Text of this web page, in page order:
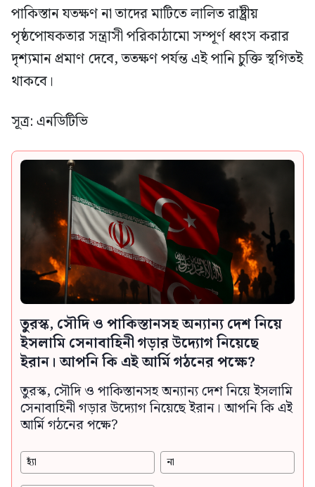
পাকিস্তান যতক্ষণ না তাদের মাটিতে লালিত রাষ্ট্রীয়
পৃষ্ঠপোষকতার সন্ত্রাসী পরিকাঠামো সম্পূর্ণ ধ্বংস করার
দৃশ্যমান প্রমাণ দেবে, ততক্ষণ পর্যন্ত এই পানি চুক্তি স্থগিতই
থাকবে।
সূত্র: এনডিটিভি
তুরস্ক, সৌদি ও পাকিস্তানসহ অন্যান্য দেশ নিয়ে
ইসলামি সেনাবাহিনী গড়ার উদ্যোগ নিয়েছে
ইরান। আপনি কি এই আর্মি গঠনের পক্ষে?
তুরস্ক, সৌদি ও পাকিস্তানসহ অন্যান্য দেশ নিয়ে ইসলামি
সেনাবাহিনী গড়ার উদ্যোগ নিয়েছে ইরান। আপনি কি এই
আর্মি গঠনের পক্ষে?
হ্যাঁ না